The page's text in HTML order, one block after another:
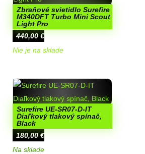
Zbraňové svietidlo Surefire
M340DFT Turbo Mini Scout
Light Pro
440,00€
Nie je na sklade
Surefire UE-SR07-D-IT
Diaľkový tlakový spínač,
Black
180,00€
Na sklade